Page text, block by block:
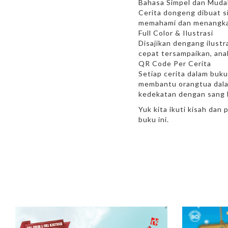
Bahasa Simpel dan
Cerita dongeng dibuat
memahami dan
Full Color & Ilustrasi
Disajikan dengang
cepat tersampaikan,
QR Code Per Cerita
Setiap cerita dalam
membantu orangtua
kedekatan dengan sang
Yuk kita ikuti kisah dan
buku ini.